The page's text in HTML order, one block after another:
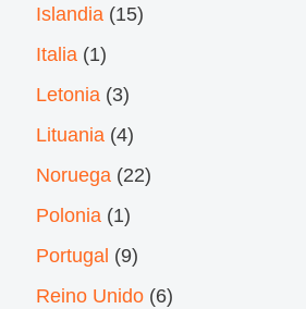
Islandia (15)
Italia (1)
Letonia (3)
Lituania (4)
Noruega (22)
Polonia (1)
Portugal (9)
Reino Unido (6)